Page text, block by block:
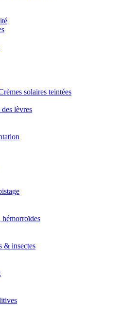
solaires teintées
lèvres
hémorroïdes
& insectes